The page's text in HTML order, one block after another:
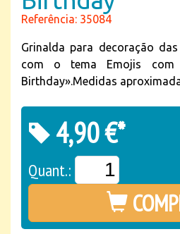
Referência: 35084
Grinalda para decoração
com o tema Emojis com
Birthday».Medidas
4,90 €*
Quant.: